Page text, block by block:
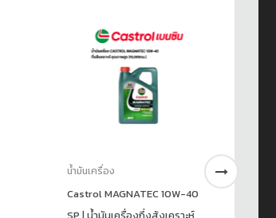
น้ำมันเครื่อง
Castrol MAGNATEC 10W-40